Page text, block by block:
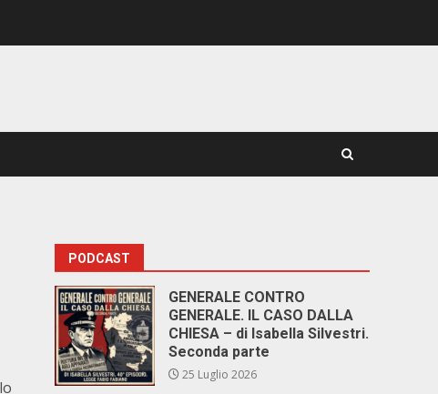
PODCAST
GENERALE CONTRO
GENERALE. IL CASO DALLA
CHIESA – di Isabella Silvestri.
Seconda parte
25 Luglio 2026